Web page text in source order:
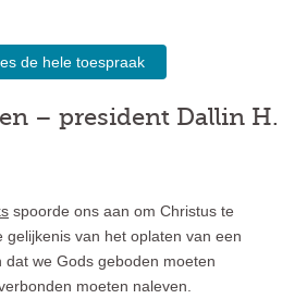
de hele toespraak
– president Dallin H.
spoorde ons aan om Christus te
gelijkenis van het oplaten van een
we Gods geboden moeten
moeten naleven.